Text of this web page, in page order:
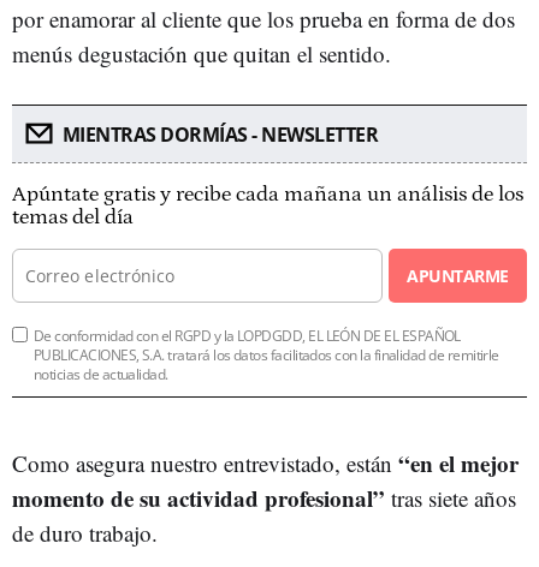
por enamorar al cliente que los prueba en forma de dos
menús degustación que quitan el sentido.
MIENTRAS DORMÍAS - NEWSLETTER
Apúntate gratis y recibe cada mañana un análisis de los
temas del día
APUNTARME
De conformidad con el RGPD y la LOPDGDD, EL LEÓN DE EL ESPAÑOL
PUBLICACIONES, S.A. tratará los datos facilitados con la finalidad de remitirle
noticias de actualidad.
Como asegura nuestro entrevistado, están “en el mejor
momento de su actividad profesional” tras siete años
de duro trabajo.